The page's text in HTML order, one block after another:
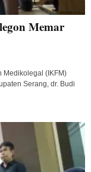
Memar
Medikolegal (IKFM)
Serang, dr. Budi